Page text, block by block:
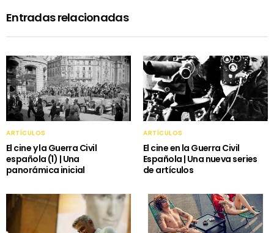
Entradas relacionadas
ARTÍCULOS
El cine y la Guerra Civil
española (1) | Una
panorámica inicial
ARTÍCULOS
El cine en la Guerra Civil
Española | Una nueva series
de artículos